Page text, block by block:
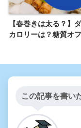
【春巻きは太る？】
カロリーは？糖質オ
この記事を書い